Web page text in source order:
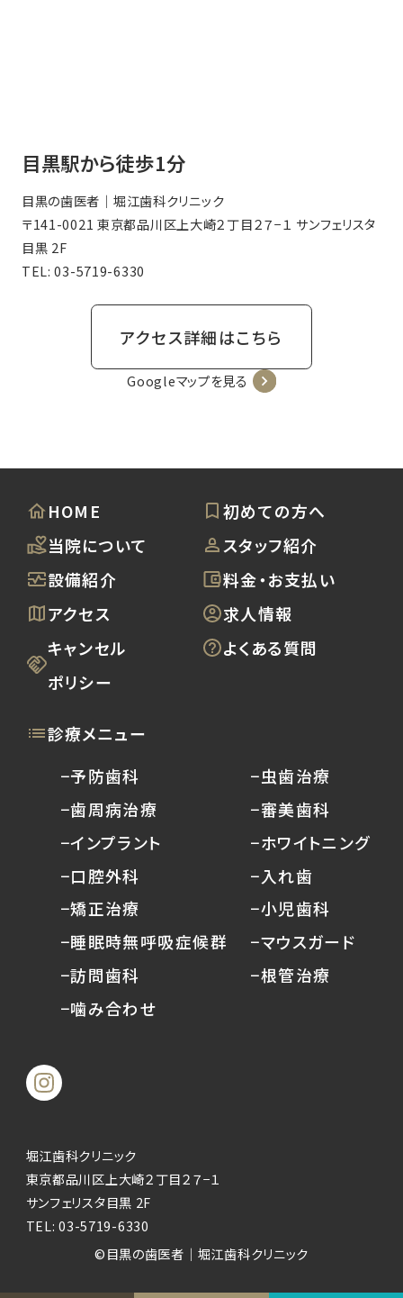
目黒駅から徒歩1分
目黒の歯医者｜堀江歯科クリニック
〒141-0021 東京都品川区上大崎２丁目２７−１ サンフェリスタ
目黒 2F
TEL:03-5719-6330
アクセス詳細はこちら
Googleマップを見る
HOME
初めての方へ
当院について
スタッフ紹介
設備紹介
料金・お支払い
アクセス
求人情報
キャンセル
ポリシー
よくある質問
診療メニュー
−予防歯科
−歯周病治療
−インプラント
−口腔外科
−矯正治療
−睡眠時無呼吸症候群
−訪問歯科
−噛み合わせ
−虫歯治療
−審美歯科
−ホワイトニング
−入れ歯
−小児歯科
−マウスガード
−根管治療
堀江歯科クリニック
東京都品川区上大崎２丁目２７−１
サンフェリスタ目黒 2F
TEL:03-5719-6330
©︎目黒の歯医者｜堀江歯科クリニック